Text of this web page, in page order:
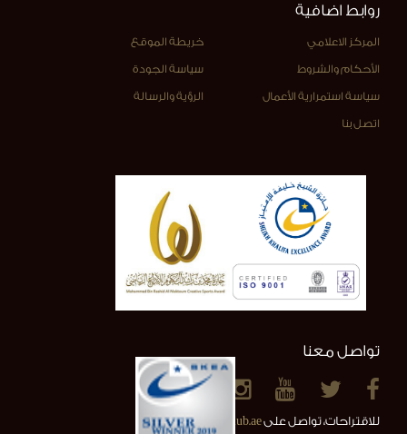
روابط اضافية
المركز الاعلامي خريطة الموقع
الأحكام والشروط سياسة الجودة
سياسة استمرارية الأعمال الرؤية والرسالة
اتصل بنا
تواصل معنا
للاقتراحات، تواصل علىinfo@alainclub.ae